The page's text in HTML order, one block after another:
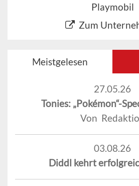
Playmobil
Zum
Meistgelesen
27.05.26
Tonies: „Pokémon“-
Von
03.08.26
Diddl kehrt